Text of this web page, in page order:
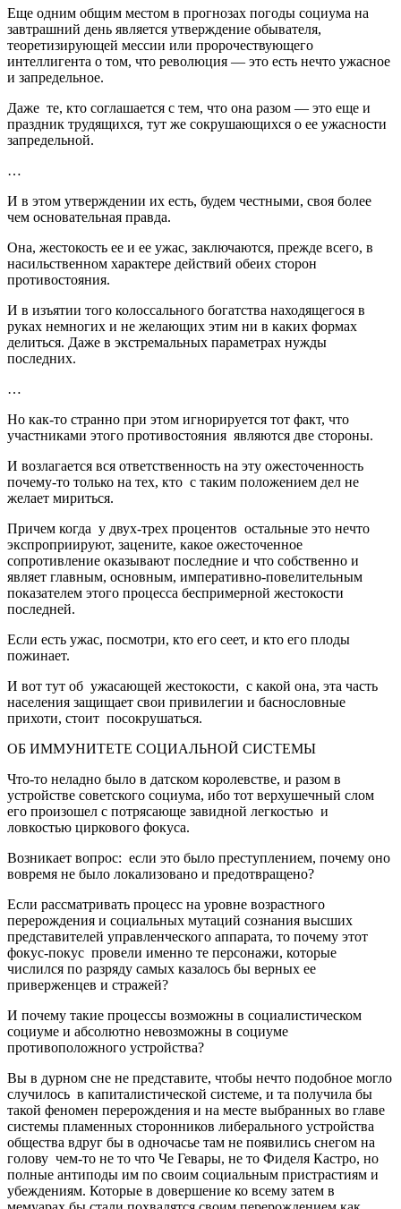
Еще одним общим местом в прогнозах погоды социума на
завтрашний день является утверждение обывателя,
теоретизирующей мессии или пророчествующего
интеллигента о том, что революция — это есть нечто ужасное
и запредельное.
Даже те, кто соглашается с тем, что она разом — это еще и
праздник трудящихся, тут же сокрушающихся о ее ужасности
запредельной.
…
И в этом утверждении их есть, будем честными, своя более
чем основательная правда.
Она, жестокость ее и ее ужас, заключаются, прежде всего, в
насильственном характере действий обеих сторон
противостояния.
И в изъятии того колоссального богатства находящегося в
руках немногих и не желающих этим ни в каких формах
делиться. Даже в экстремальных параметрах нужды
последних.
…
Но как-то странно при этом игнорируется тот факт, что
участниками этого противостояния являются две стороны.
И возлагается вся ответственность на эту ожесточенность
почему-то только на тех, кто с таким положением дел не
желает мириться.
Причем когда у двух-трех процентов остальные это нечто
экспроприируют, зацените, какое ожесточенное
сопротивление оказывают последние и что собственно и
являет главным, основным, императивно-повелительным
показателем этого процесса беспримерной жестокости
последней.
Если есть ужас, посмотри, кто его сеет, и кто его плоды
пожинает.
И вот тут об ужасающей жестокости, с какой она, эта часть
населения защищает свои привилегии и баснословные
прихоти, стоит посокрушаться.
ОБ ИММУНИТЕТЕ СОЦИАЛЬНОЙ СИСТЕМЫ
Что-то неладно было в датском королевстве, и разом в
устройстве советского социума, ибо тот верхушечный слом
его произошел с потрясающе завидной легкостью и
ловкостью циркового фокуса.
Возникает вопрос: если это было преступлением, почему оно
вовремя не было локализовано и предотвращено?
Если рассматривать процесс на уровне возрастного
перерождения и социальных мутаций сознания высших
представителей управленческого аппарата, то почему этот
фокус-покус провели именно те персонажи, которые
числился по разряду самых казалось бы верных ее
приверженцев и стражей?
И почему такие процессы возможны в социалистическом
социуме и абсолютно невозможны в социуме
противоположного устройства?
Вы в дурном сне не представите, чтобы нечто подобное могло
случилось в капиталистической системе, и та получила бы
такой феномен перерождения и на месте выбранных во главе
системы пламенных сторонников либерального устройства
общества вдруг бы в одночасье там не появились снегом на
голову чем-то не то что Че Гевары, не то Фиделя Кастро, но
полные антиподы им по своим социальным пристрастиям и
убеждениям. Которые в довершение ко всему затем в